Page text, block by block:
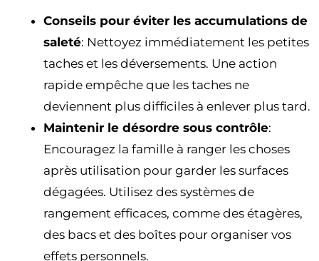
Conseils pour éviter les accumulations de
saleté: Nettoyez immédiatement les petites
taches et les déversements. Une action
rapide empêche que les taches ne
deviennent plus difficiles à enlever plus tard.
Maintenir le désordre sous contrôle:
Encouragez la famille à ranger les choses
après utilisation pour garder les surfaces
dégagées. Utilisez des systèmes de
rangement efficaces, comme des étagères,
des bacs et des boîtes pour organiser vos
effets personnels.